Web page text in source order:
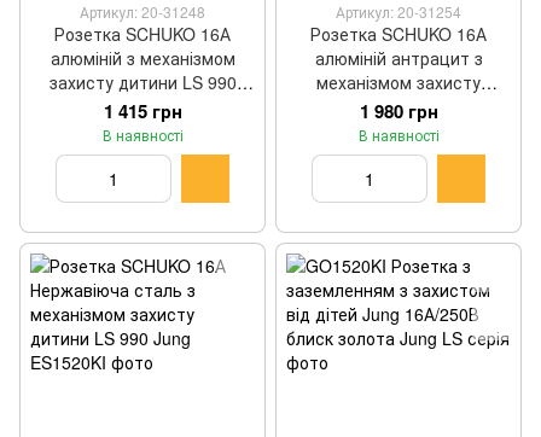
Артикул: 20-31248
Розетка SCHUKO 16А
алюміній з механізмом
захисту дитини LS 990
Jung AL1520KI
1 415 грн
В наявності
Артикул: 20-31254
Розетка SCHUKO 16А
алюміній антрацит з
механізмом захисту
дитини LS 990 Jung
AL1520KIAN
1 980 грн
В наявності